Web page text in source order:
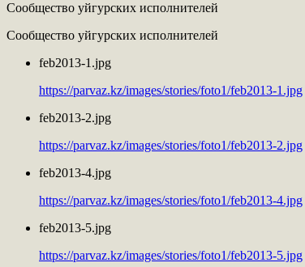
Сообщество уйгурских исполнителей
Сообщество уйгурских исполнителей
feb2013-1.jpg
https://parvaz.kz/images/stories/foto1/feb2013-1.jpg
feb2013-2.jpg
https://parvaz.kz/images/stories/foto1/feb2013-2.jpg
feb2013-4.jpg
https://parvaz.kz/images/stories/foto1/feb2013-4.jpg
feb2013-5.jpg
https://parvaz.kz/images/stories/foto1/feb2013-5.jpg